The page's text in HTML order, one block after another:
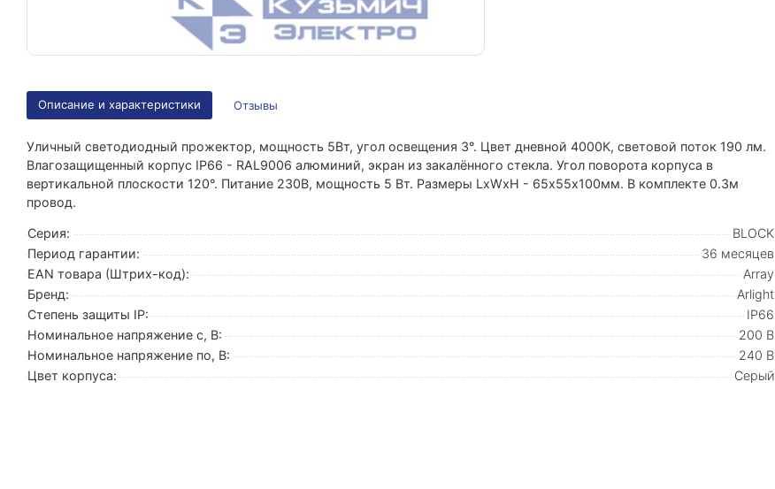
Описание и характеристики Отзывы
Уличный светодиодный прожектор, мощность 5Вт, угол освещения 3°. Цвет дневной 4000К, световой поток 190 лм.
Влагозащищенный корпус IP66 - RAL9006 алюминий, экран из закалённого стекла. Угол поворота корпуса в
вертикальной плоскости 120°. Питание 230В, мощность 5 Вт. Размеры LxWxH - 65х55х100мм. В комплекте 0.3м
провод.
Серия:
BLOCK
Период гарантии:
36 месяцев
EAN товара (Штрих-код):
Array
Бренд:
Arlight
Степень защиты IP:
IP66
Номинальное напряжение с, В:
200 В
Номинальное напряжение по, В:
240 В
Цвет корпуса:
Серый